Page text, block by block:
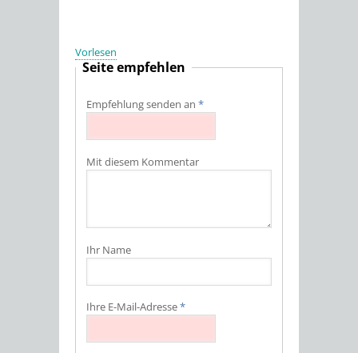
Vorlesen
Seite empfehlen
Empfehlung senden an *
Mit diesem Kommentar
Ihr Name
Ihre E-Mail-Adresse*